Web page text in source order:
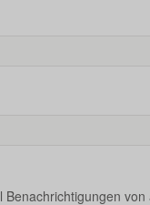
Benachrichtigungen